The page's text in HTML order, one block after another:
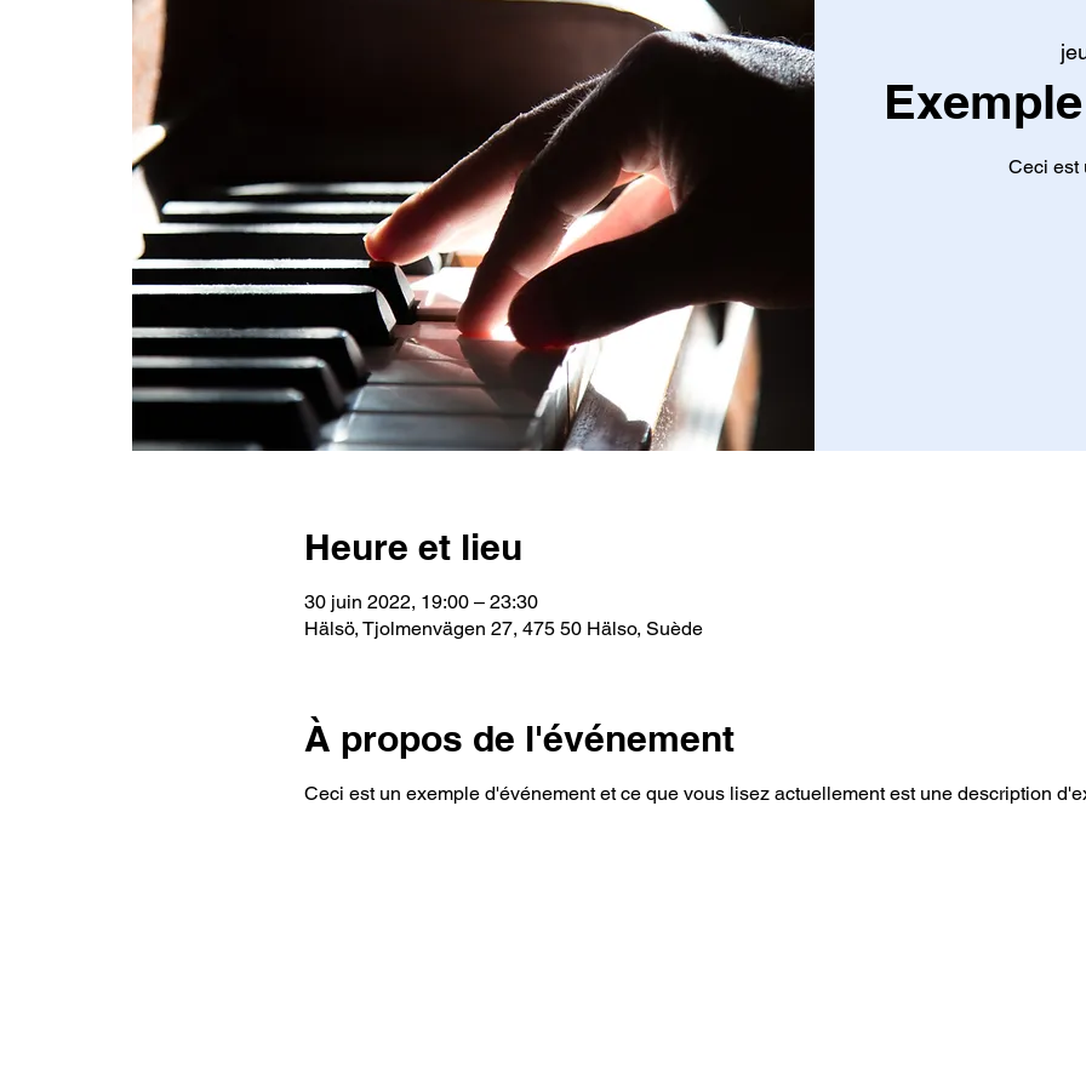
Ceci est
Heure et lieu
30 juin 2022, 19:00 – 23:30
Hälsö, Tjolmenvägen 27, 475 50 Hälso, Suède
À propos de l'événement
Ceci est un exemple d'événement et ce que vous lisez actuellement est une description